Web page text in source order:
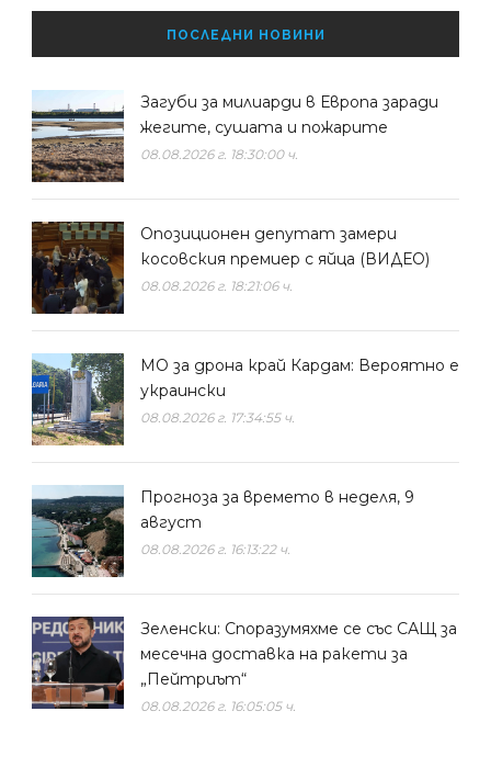
ПОСЛЕДНИ НОВИНИ
Загуби за милиарди в Европа заради
жегите, сушата и пожарите
08.08.2026 г. 18:30:00 ч.
Опозиционен депутат замери
косовския премиер с яйца (ВИДЕО)
08.08.2026 г. 18:21:06 ч.
МО за дрона край Кардам: Вероятно е
украински
08.08.2026 г. 17:34:55 ч.
Прогноза за времето в неделя, 9
август
08.08.2026 г. 16:13:22 ч.
Зеленски: Споразумяхме се със САЩ за
месечна доставка на ракети за
„Пейтриът“
08.08.2026 г. 16:05:05 ч.